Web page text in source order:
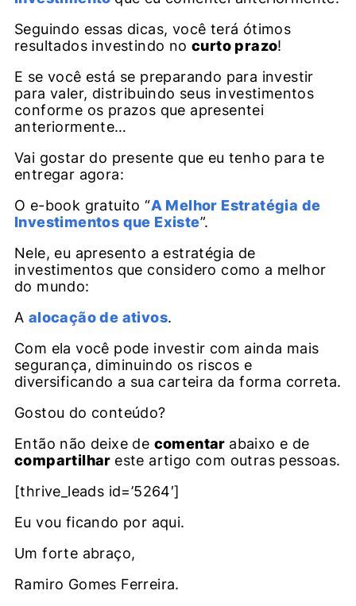
Seguindo essas dicas, você terá ótimos
resultados investindo no curto prazo!
E se você está se preparando para investir
para valer, distribuindo seus investimentos
conforme os prazos que apresentei
anteriormente…
Vai gostar do presente que eu tenho para te
entregar agora:
O e-book gratuito “A Melhor Estratégia de
Investimentos que Existe”.
Nele, eu apresento a estratégia de
investimentos que considero como a melhor
do mundo:
A alocação de ativos.
Com ela você pode investir com ainda mais
segurança, diminuindo os riscos e
diversificando a sua carteira da forma correta.
Gostou do conteúdo?
Então não deixe de comentar abaixo e de
compartilhar este artigo com outras pessoas.
[thrive_leads id=’5264′]
Eu vou ficando por aqui.
Um forte abraço,
Ramiro Gomes Ferreira.